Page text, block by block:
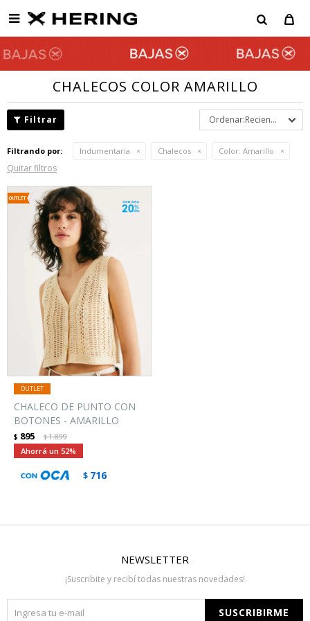

CHALECOS COLOR AMARILLO
Recientes
Filtrando por: Indumentaria Chalecos Color: Amarillo
Quitar filtros
CHALECO DE PUNTO CON
BOTONES - AMARILLO
$ 895 $1.899
52
$ 716
NEWSLETTER
¡Suscribite y recibí todas nuestras novedades!
SUSCRIBIRME